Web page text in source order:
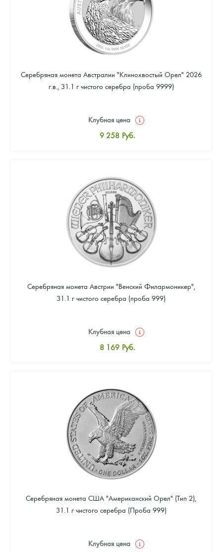
Серебряная монета Австралии "Клинохвостый Орел" 2026
г.в., 31.1 г чистого серебра (проба 9999)
Клубная цена
9 258 Руб.
Цена выкупа
Звоните
Серебряная монета Австрии "Венский Филармоникер",
31.1 г чистого серебра (проба 999)
Клубная цена
8 169 Руб.
Цена выкупа
4 901 Руб.
Серебряная монета США "Американский Орел" (Тип 2),
31.1 г чистого серебра (Проба 999)
Клубная цена